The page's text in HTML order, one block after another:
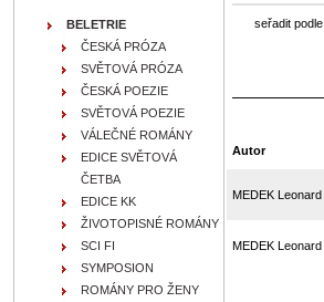
seřadit podle
Autor
MEDEK Leonard
MEDEK Leonard
BELETRIE
ČESKÁ PRÓZA
SVĚTOVÁ PRÓZA
ČESKÁ POEZIE
SVĚTOVÁ POEZIE
VÁLEČNÉ ROMÁNY
EDICE SVĚTOVÁ
ČETBA
EDICE KK
ŽIVOTOPISNÉ ROMÁNY
SCI FI
SYMPOSION
ROMÁNY PRO ŽENY